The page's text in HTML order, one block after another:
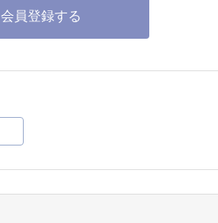
会員登録する